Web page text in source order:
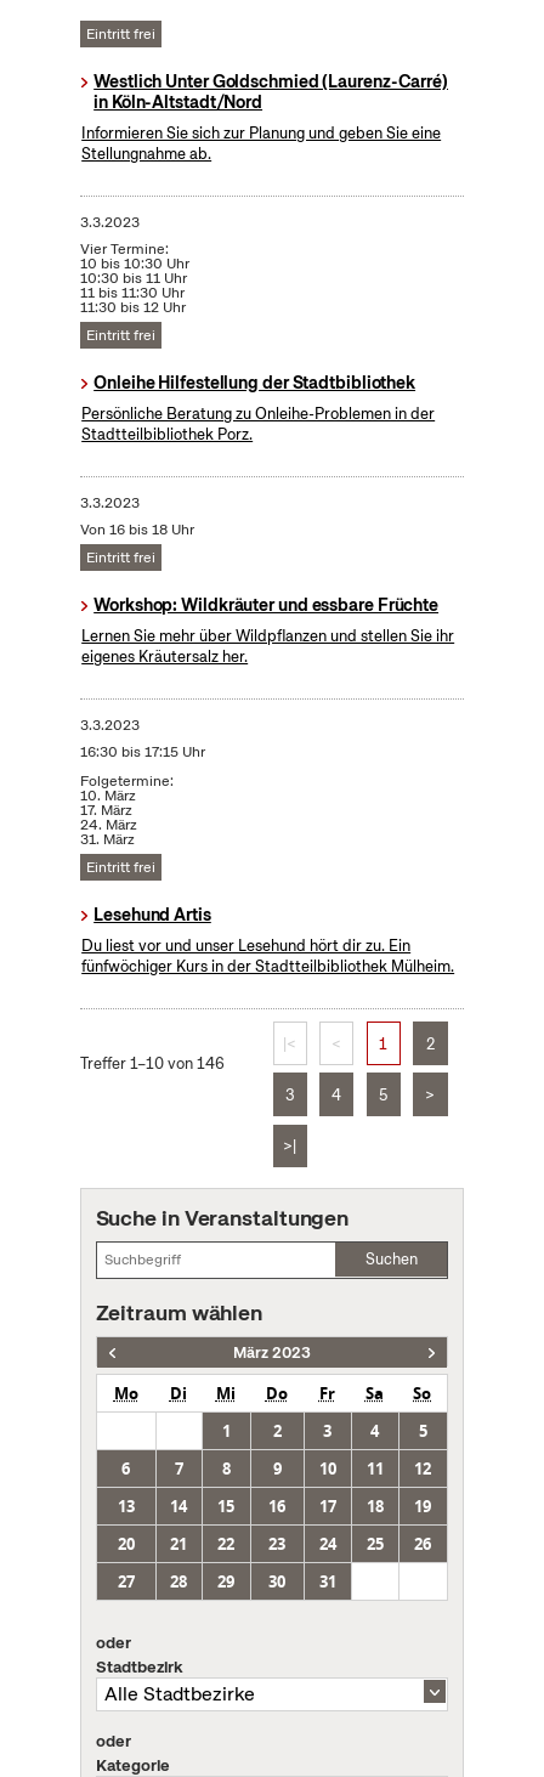
Eintritt frei
Westlich Unter Goldschmied (Laurenz-Carré)
in Köln-Altstadt/Nord
Informieren Sie sich zur Planung und geben Sie eine
Stellungnahme ab.
3.3.2023
Vier Termine:
10 bis 10:30 Uhr
10:30 bis 11 Uhr
11 bis 11:30 Uhr
11:30 bis 12 Uhr
Eintritt frei
Onleihe Hilfestellung der Stadtbibliothek
Persönliche Beratung zu Onleihe-Problemen in der
Stadtteilbibliothek Porz.
3.3.2023
Von 16 bis 18 Uhr
Eintritt frei
Workshop: Wildkräuter und essbare Früchte
Lernen Sie mehr über Wildpflanzen und stellen Sie ihr
eigenes Kräutersalz her.
3.3.2023
16:30 bis 17:15 Uhr
Folgetermine:
10. März
17. März
24. März
31. März
Eintritt frei
Lesehund Artis
Du liest vor und unser Lesehund hört dir zu. Ein
fünfwöchiger Kurs in der Stadtteilbibliothek Mülheim.
Treffer 1–10 von 146
|< < 1 2
3 4 5 >
>|
Suche in Veranstaltungen
Suchen
Zeitraum wählen
März 2023
Mo Di Mi Do Fr Sa
So
1
2 3 4
5
6
7 8 9 10 11
12
13
14 15 16 17 18
19
20
21 22 23 24 25
26
27
28 29 30 31
oder
Stadtbezirk
oder
Kategorie